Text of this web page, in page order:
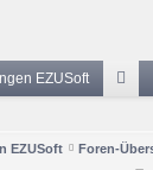
EZUSoft
en
EZUSoft Foren-